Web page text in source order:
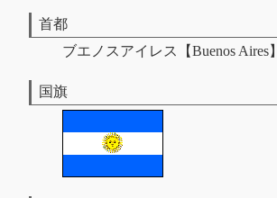
首都
ブエノスアイレス【Buenos Aires】
国旗